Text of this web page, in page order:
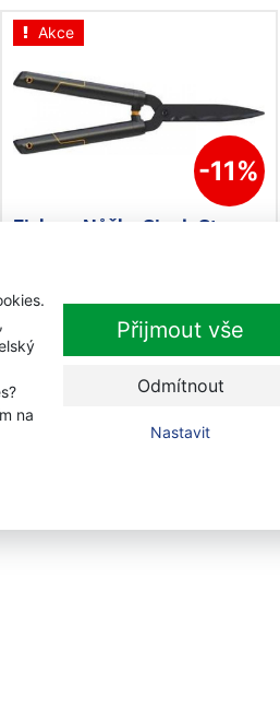
na
Přijmout vše
Odmítnout
Nastavit
Akce
-11%
Fiskars Nůžky SingleStep na
Skladem
789 Kč s DPH
Přidat k nákupu